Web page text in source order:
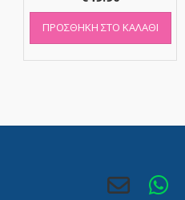
ΠΡΟΣΘΉΚΗ ΣΤΟ ΚΑΛΆΘΙ